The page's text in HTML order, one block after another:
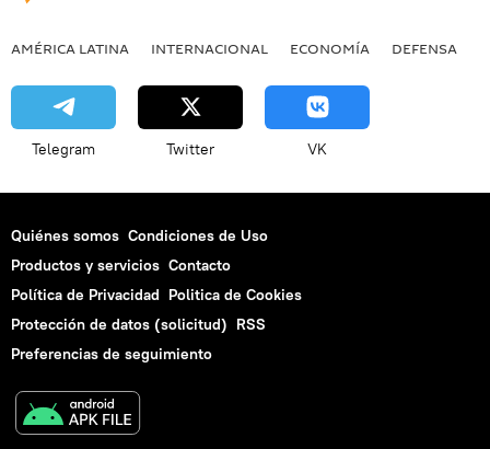
AMÉRICA LATINA INTERNACIONAL ECONOMÍA DEFENSA
Telegram Twitter VK
Quiénes somos Condiciones de Uso
Productos y servicios Contacto
Política de Privacidad Politica de Cookies
Protección de datos (solicitud) RSS
Preferencias de seguimiento